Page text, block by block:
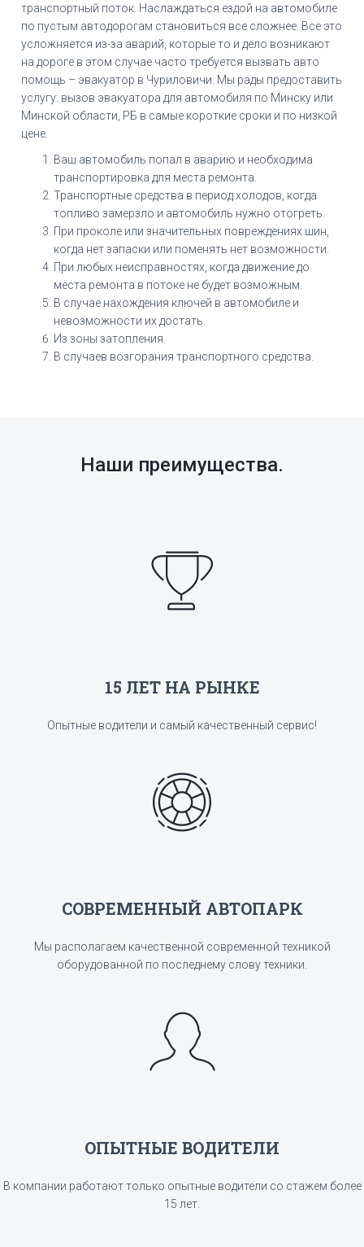
транспортный поток. Наслаждаться ездой на автомобиле
по пустым автодорогам становиться все сложнее. Все это
усложняется из-за аварий, которые то и дело возникают
на дороге в этом случае часто требуется вызвать авто
помощь – эвакуатор в Чуриловичи. Мы рады предоставить
услугу: вызов эвакуатора для автомобиля по Минску или
Минской области, РБ в самые короткие сроки и по низкой
цене.
Ваш автомобиль попал в аварию и необходима
транспортировка для места ремонта.
Транспортные средства в период холодов, когда
топливо замерзло и автомобиль нужно отогреть.
При проколе или значительных повреждениях шин,
когда нет запаски или поменять нет возможности.
При любых неисправностях, когда движение до
места ремонта в потоке не будет возможным.
В случае нахождения ключей в автомобиле и
невозможности их достать.
Из зоны затопления.
В случаев возгорания транспортного средства.
Наши преимущества.
15 ЛЕТ НА РЫНКЕ
Опытные водители и самый качественный сервис!
СОВРЕМЕННЫЙ АВТОПАРК
Мы располагаем качественной современной техникой
оборудованной по последнему слову техники.
ОПЫТНЫЕ ВОДИТЕЛИ
В компании работают только опытные водители со стажем более
15 лет.